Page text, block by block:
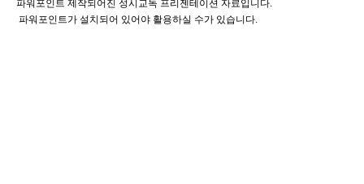
파워포인트 제작되어진 성시교독 프리젠테이션 자료입니다.
파워포인트가 설치되어 있어야 활용하실 수가 있습니다.